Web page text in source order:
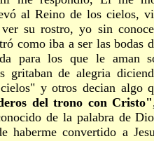
al Reino de los cielos,
su rostro, yo sin
como iba a ser las bodas
para los que le
gritaban de alegria
y otros decian algo
del trono con Cristo"
de la palabra de
haberme convertido a